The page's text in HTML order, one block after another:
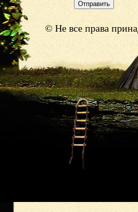
© Не все права